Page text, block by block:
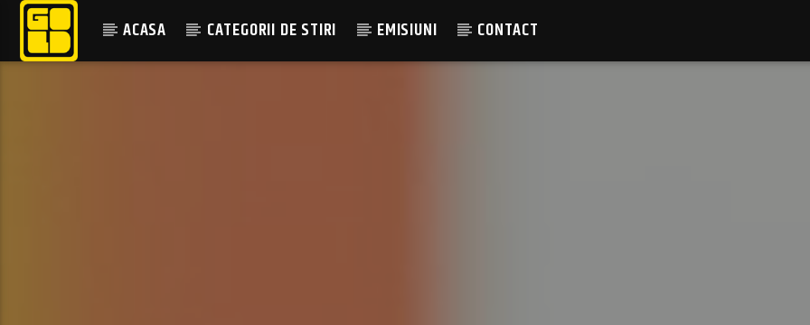
ACASA CATEGORII DE STIRI EMISIUNI CONTACT